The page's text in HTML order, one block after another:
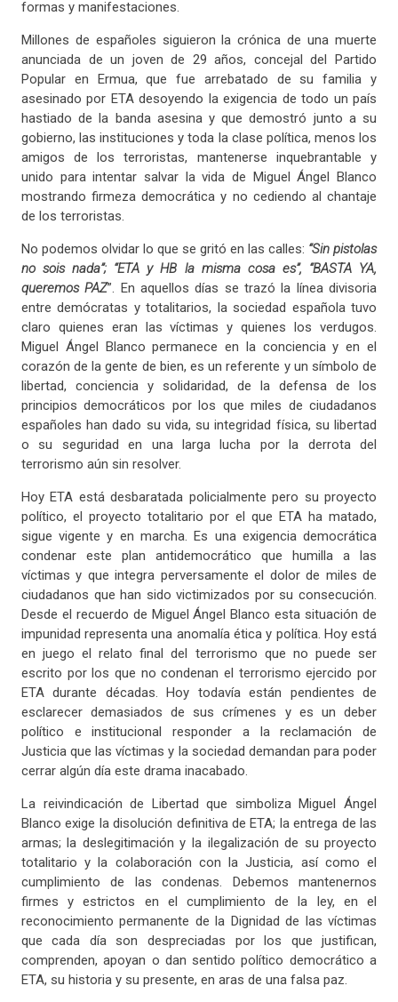
formas y manifestaciones.
Millones de españoles siguieron la crónica de una muerte
anunciada de un joven de 29 años, concejal del Partido
Popular en Ermua, que fue arrebatado de su familia y
asesinado por ETA desoyendo la exigencia de todo un país
hastiado de la banda asesina y que demostró junto a su
gobierno, las instituciones y toda la clase política, menos los
amigos de los terroristas, mantenerse inquebrantable y
unido para intentar salvar la vida de Miguel Ángel Blanco
mostrando firmeza democrática y no cediendo al chantaje
de los terroristas.
No podemos olvidar lo que se gritó en las calles: “Sin pistolas
no sois nada”; “ETA y HB la misma cosa es”, “BASTA YA,
queremos PAZ”. En aquellos días se trazó la línea divisoria
entre demócratas y totalitarios, la sociedad española tuvo
claro quienes eran las víctimas y quienes los verdugos.
Miguel Ángel Blanco permanece en la conciencia y en el
corazón de la gente de bien, es un referente y un símbolo de
libertad, conciencia y solidaridad, de la defensa de los
principios democráticos por los que miles de ciudadanos
españoles han dado su vida, su integridad física, su libertad
o su seguridad en una larga lucha por la derrota del
terrorismo aún sin resolver.
Hoy ETA está desbaratada policialmente pero su proyecto
político, el proyecto totalitario por el que ETA ha matado,
sigue vigente y en marcha. Es una exigencia democrática
condenar este plan antidemocrático que humilla a las
víctimas y que integra perversamente el dolor de miles de
ciudadanos que han sido victimizados por su consecución.
Desde el recuerdo de Miguel Ángel Blanco esta situación de
impunidad representa una anomalía ética y política. Hoy está
en juego el relato final del terrorismo que no puede ser
escrito por los que no condenan el terrorismo ejercido por
ETA durante décadas. Hoy todavía están pendientes de
esclarecer demasiados de sus crímenes y es un deber
político e institucional responder a la reclamación de
Justicia que las víctimas y la sociedad demandan para poder
cerrar algún día este drama inacabado.
La reivindicación de Libertad que simboliza Miguel Ángel
Blanco exige la disolución definitiva de ETA; la entrega de las
armas; la deslegitimación y la ilegalización de su proyecto
totalitario y la colaboración con la Justicia, así como el
cumplimiento de las condenas. Debemos mantenernos
firmes y estrictos en el cumplimiento de la ley, en el
reconocimiento permanente de la Dignidad de las víctimas
que cada día son despreciadas por los que justifican,
comprenden, apoyan o dan sentido político democrático a
ETA, su historia y su presente, en aras de una falsa paz.